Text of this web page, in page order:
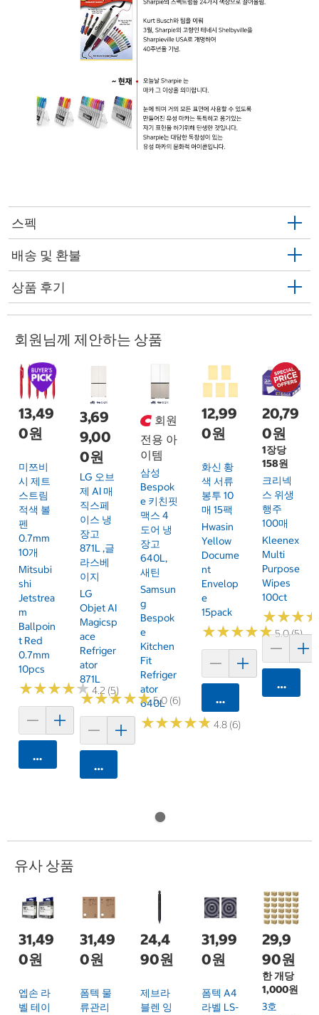
스펙
배송 및 환불
상품 후기
회원님께 제안하는 상품
13,49
0원
미쯔비
시 제트
스트림
적색 볼
펜
0.7mm
10개
Mitsubi
Shi
Jetstrea
M
Ballpoin
T Red
0.7mm
10pcs
★★★★★
★★★★★ 4.2 (5)
카트에 담기
3,69
9,00
0원
LG 오브
제 AI 매
직스페
이스 냉
장고
871L ,글
라스베
이지
LG
Objet AI
Magicsp
Ace
Refriger
Ator
871L
★★★★★
★★★★★5.0 (6)
카트에 담기
회원
전용 아
이템
삼성
Bespok
E 키친핏
맥스 4
도어 냉
장고
640L,
새틴
Samsun
G
Bespok
E
Kitchen
Fit
Refriger
Ator
640L
★★★★★
★★★★★ 4.8 (6)
12,99
0원
화신 황
색 서류
봉투 10
매 15팩
Hwasin
Yellow
Docume
Nt
Envelop
E
15pack
★★★★★
★★★★★5.0 (5)
카트에 담기
20,79
0원
1장당
158원
크리넥
스 위생
행주
100매
Kleenex
Multi
Purpose
Wipes
100ct
★★★
★★★
카트에
유사 상품
31,49
0원
엡손 라
벨 테이
31,49
0원
폼텍 물
류관리
24,4
90원
제브라
블렌 잉
31,99
0원
폼텍 A4
라벨 LS-
29,9
90원
한 개당
1,000원
3호